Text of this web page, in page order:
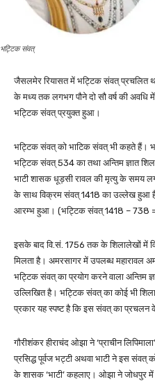
भट्टिक संवत्
जैसलमेर रियासत में भट्टिक संवत् प्रचलित था।
के मध्य तक लगभग पौने दो सौ वर्ष की
भट्टिक संवत् प्रयुक्त हुआ।
भट्टिक संवत् को भाटिक संवत् भी कहते हैं।
भट्टिक संवत् 534 का तथा अन्तिम ज्ञात
भाटी शासक धूड़सी रावल की मृत्यु के समय
के साथ विक्रम संवत् 1418 का उल्लेख हुआ
आरम्भ हुआ। (भट्टिक संवत् 1418 – 738
इसके बाद वि.सं. 1756 तक के शिलालेखों में
मिलता है। अमरसागर में उपलब्ध महारावल
भट्टिक संवत् का प्रयोग करने वाला अन्तिम
उल्लिखित है। भट्टिक संवत् का कोई भी
प्रकार यह स्पष्ट है कि इस संवत् का
गौरीशंकर हीराचंद ओझा ने ‘प्राचीन
प्रसिद्ध पूर्वज भट्टी अथवा भाटी ने इस
के शासक ‘भाटी’ कहलाए। ओझा ने जोधपुर